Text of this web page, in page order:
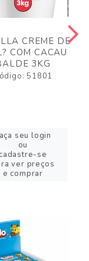
CREME DE
COM CACAU
3KG
51801
seu login
ou
se
ver preços
e comprar